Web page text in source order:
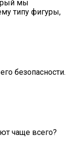
мы
типу фигуры,
безопасности.
чаще всего?